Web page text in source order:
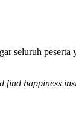
seluruh
find happiness